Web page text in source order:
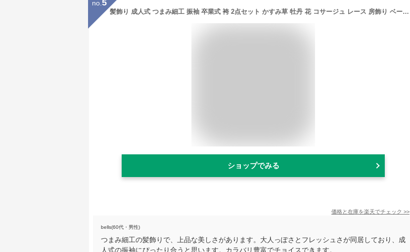
no. 5
髪飾り 成人式 つまみ細工 振袖 卒業式 袴 2点セット かすみ草 牡丹 花 コサージュ レース 房飾り ベージュ グレー 赤 黒 和装 送料無料 あす楽対応商品
ショップでみる
価格と在庫を楽天でチェック >>
bells(60代・男性)
つまみ細工の髪飾りで、上品な美しさがあります。大人っぽさとフレッシュさが同居しており、成
人式の振袖にぴったり合うと思います。カラバリ豊富でチョイスできます。